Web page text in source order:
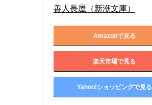
善人長屋（新潮文庫）
Amazonで見る
楽天市場で見る
Yahoo!ショッピングで見る